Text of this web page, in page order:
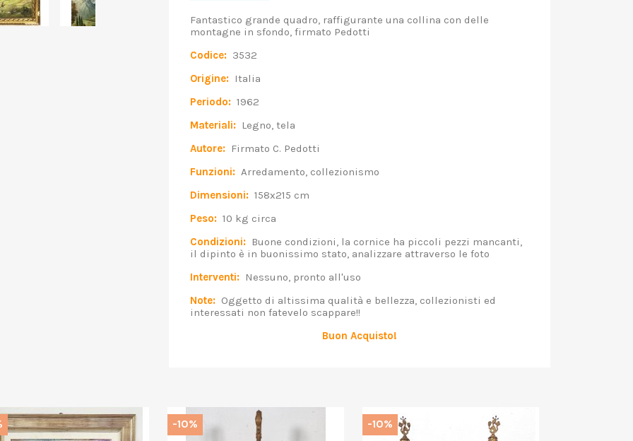
Fantastico grande quadro, raffigurante una collina con delle
montagne in sfondo, firmato Pedotti
Codice: 3532
Origine: Italia
Periodo: 1962
Materiali: Legno, tela
Autore: Firmato C. Pedotti
Funzioni: Arredamento, collezionismo
Dimensioni: 158x215 cm
Peso: 10 kg circa
Condizioni: Buone condizioni, la cornice ha piccoli pezzi mancanti,
il dipinto è in buonissimo stato, analizzare attraverso le foto
Interventi: Nessuno, pronto all'uso
Note: Oggetto di altissima qualità e bellezza, collezionisti ed
interessati non fatevelo scappare!!
Buon Acquisto!
-10% -10%